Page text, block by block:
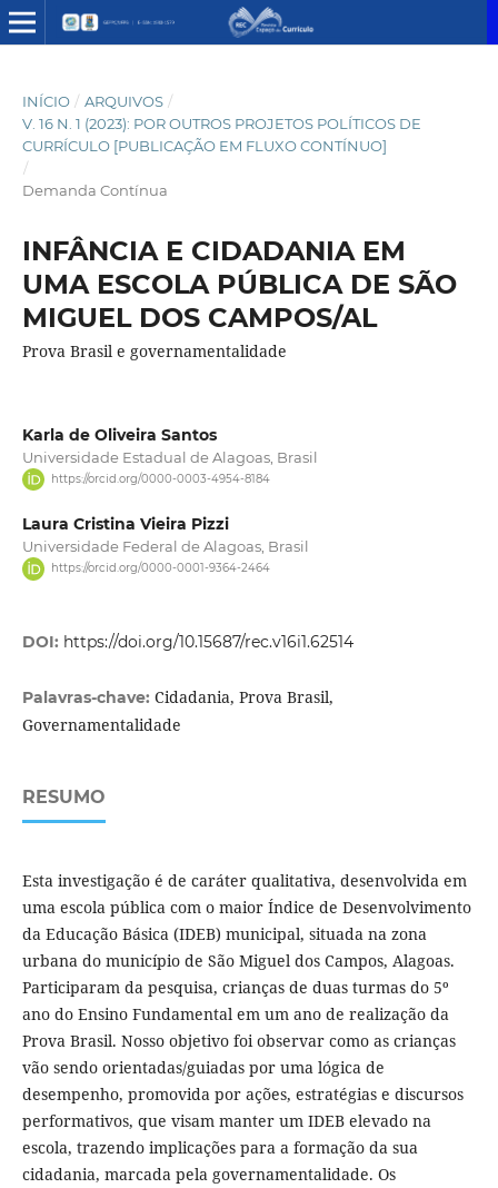
INÍCIO / ARQUIVOS /
V. 16 N. 1 (2023): POR OUTROS PROJETOS POLÍTICOS DE
CURRÍCULO [PUBLICAÇÃO EM FLUXO CONTÍNUO]
/
Demanda Contínua
INFÂNCIA E CIDADANIA EM
UMA ESCOLA PÚBLICA DE SÃO
MIGUEL DOS CAMPOS/AL
Prova Brasil e governamentalidade
Karla de Oliveira Santos
Universidade Estadual de Alagoas, Brasil
https://orcid.org/0000-0003-4954-8184
Laura Cristina Vieira Pizzi
Universidade Federal de Alagoas, Brasil
https://orcid.org/0000-0001-9364-2464
DOI: https://doi.org/10.15687/rec.v16i1.62514
Palavras-chave: Cidadania, Prova Brasil,
Governamentalidade
RESUMO
Esta investigação é de caráter qualitativa, desenvolvida em
uma escola pública com o maior Índice de Desenvolvimento
da Educação Básica (IDEB) municipal, situada na zona
urbana do município de São Miguel dos Campos, Alagoas.
Participaram da pesquisa, crianças de duas turmas do 5º
ano do Ensino Fundamental em um ano de realização da
Prova Brasil. Nosso objetivo foi observar como as crianças
vão sendo orientadas/guiadas por uma lógica de
desempenho, promovida por ações, estratégias e discursos
performativos, que visam manter um IDEB elevado na
escola, trazendo implicações para a formação da sua
cidadania, marcada pela governamentalidade. Os